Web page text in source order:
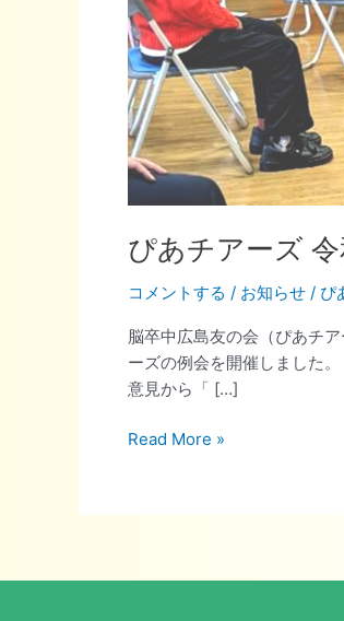
ぴあチアーズ
コメントする / お知らせ / ぴ
脳卒中広島友の会（ぴあチ
ーズの例会を開催しました
意見から「 […]
会
を
開
催
し
ま
し
Read More »